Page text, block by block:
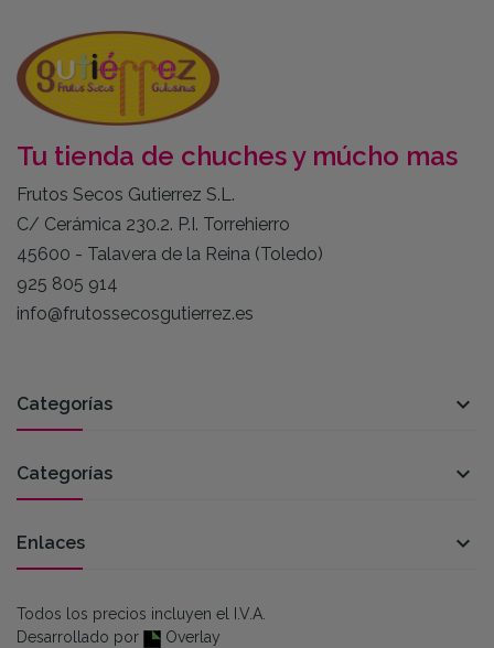
Tu tienda de chuches y múcho mas
Frutos Secos Gutierrez S.L.
C/ Cerámica 230.2. P.I. Torrehierro
45600 - Talavera de la Reina (Toledo)
925 805 914
info@frutossecosgutierrez.es
Categorías 
Categorías 
Enlaces 
Todos los precios incluyen el I.V.A.
Desarrollado por
Overlay